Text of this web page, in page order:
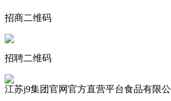
招商二维码
招聘二维码
江苏j9集团官网官方直营平台食品有限公